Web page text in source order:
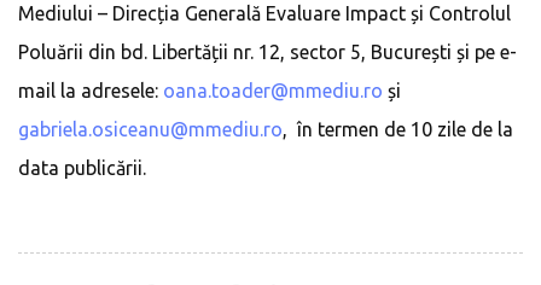
Mediului – Direcția Generală Evaluare Impact și Controlul
Poluării din bd. Libertății nr. 12, sector 5, București și pe e-
mail la adresele: oana.toader@mmediu.ro și
gabriela.osiceanu@mmediu.ro, în termen de 10 zile de la
data publicării.